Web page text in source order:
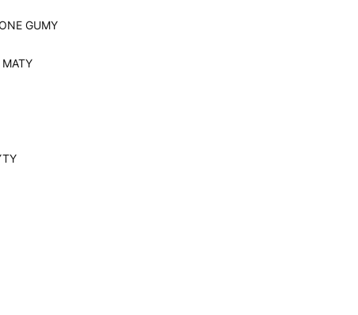
GUMY